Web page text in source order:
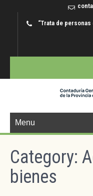
“Trata de
Menu
Category:
bienes